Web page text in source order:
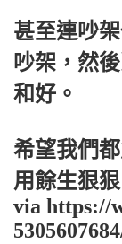
甚至連吵
吵架，然
和好。
希望我們
用餘生狠
via https://